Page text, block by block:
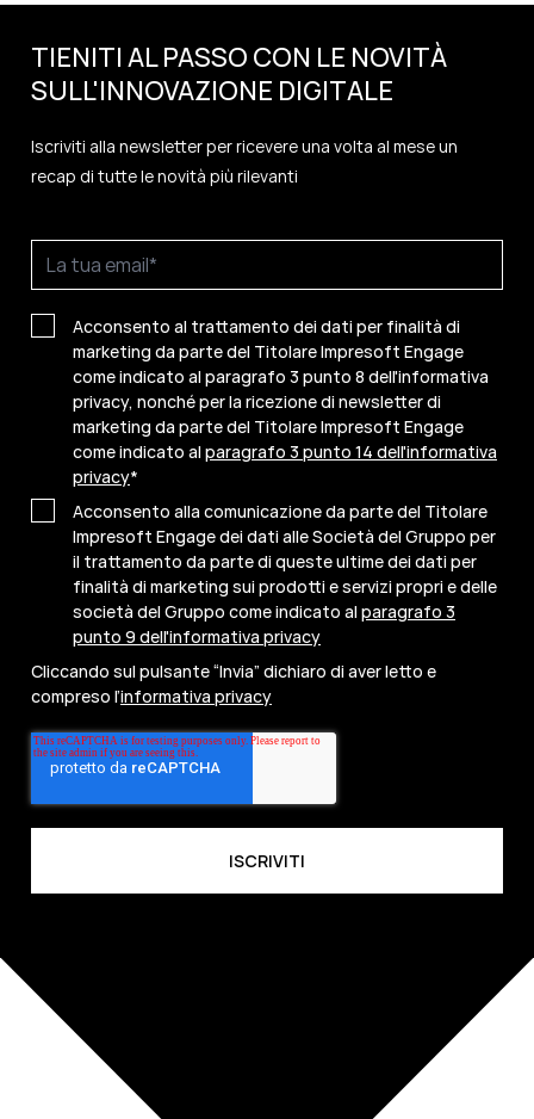
TIENITI AL PASSO CON LE NOVITÀ
SULL'INNOVAZIONE DIGITALE
Iscriviti alla newsletter per ricevere una volta al mese un
recap di tutte le novità più rilevanti
Acconsento al trattamento dei dati per finalità di
marketing da parte del Titolare Impresoft Engage
come indicato al paragrafo 3 punto 8 dell'informativa
privacy, nonché per la ricezione di newsletter di
marketing da parte del Titolare Impresoft Engage
come indicato al paragrafo 3 punto 14 dell'informativa
privacy*
Acconsento alla comunicazione da parte del Titolare
Impresoft Engage dei dati alle Società del Gruppo per
il trattamento da parte di queste ultime dei dati per
finalità di marketing sui prodotti e servizi propri e delle
società del Gruppo come indicato al paragrafo 3
punto 9 dell'informativa privacy
Cliccando sul pulsante “Invia” dichiaro di aver letto e
compreso l’informativa privacy